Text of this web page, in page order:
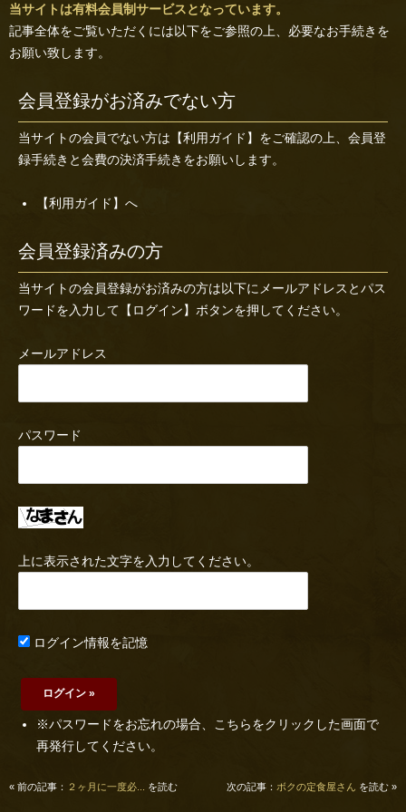
当サイトは有料会員制サービスとなっています。
記事全体をご覧いただくには以下をご参照の上、必要なお手続きを
お願い致します。
会員登録がお済みでない方
当サイトの会員でない方は 【利用ガイド】 をご確認の上、会員登
録手続きと会費の決済手続きをお願いします。
【利用ガイド】へ
会員登録済みの方
当サイトの会員登録がお済みの方は以下にメールアドレスとパス
ワードを入力して【ログイン】ボタンを押してください。
メールアドレス
パスワード
上に表示された文字を入力してください。
ログイン情報を記憶
※パスワードをお忘れの場合、こちらをクリックした画面で
再発行してください。
« 前の記事： ２ヶ月に一度必... を読む 次の記事： ボクの定食屋さん を読む »